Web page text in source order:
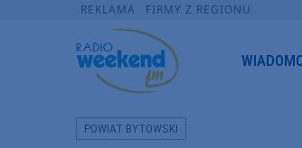
REKLAMA FIRMY Z REGIONU
POWIAT BYTOWSKI